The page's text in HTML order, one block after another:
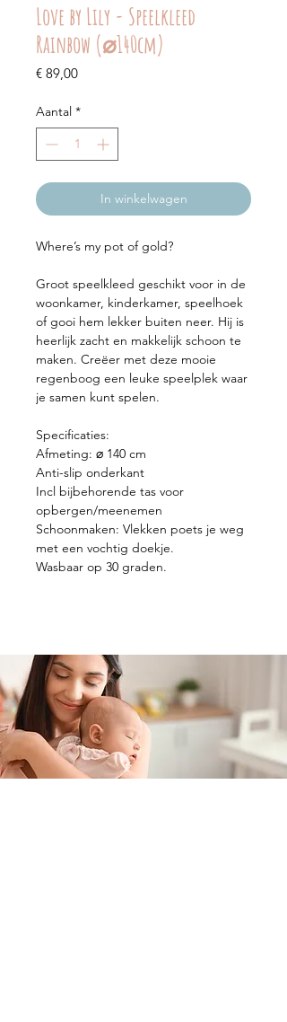
Love by Lily - Speelkleed
Rainbow (⌀140cm)
€ 89,00Prijs
Aantal *
In winkelwagen
Where’s my pot of gold?
Groot speelkleed geschikt voor in de
woonkamer, kinderkamer, speelhoek
of gooi hem lekker buiten neer. Hij is
heerlijk zacht en makkelijk schoon te
maken. Creëer met deze mooie
regenboog een leuke speelplek waar
je samen kunt spelen.
Specificaties:
Afmeting: ⌀ 140 cm
Anti-slip onderkant
Incl bijbehorende tas voor
opbergen/meenemen
Schoonmaken: Vlekken poets je weg
met een vochtig doekje.
Wasbaar op 30 graden.